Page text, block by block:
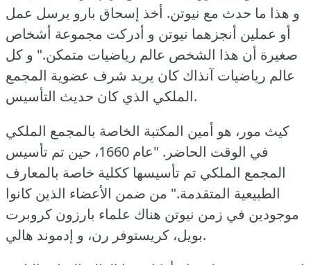
و هذا ما حدث مع نيوتن. أخذ إسحاق بارو يرسل عمل
أو عملين أنجزهما نيوتن و أدركت مجموعة أشخاص
صغيرة أن هذا الشخص عالم رياضيات متمكن." و كل
عالم رياضيات آنذاك كان يريد شرف عضوية المجمع
الملكي الذي كان حديث التأسيس.
كيث مور، هو أمين المكتبة الخاصة بالمجمع الملكي
في الوقت الحاضر.
"عام 1660، حين تم تأسيس
المجمع الملكي تم تأسيسها ككلية خاصة بالمعارف
الطبيعية المتقدمة." من ضمن الأعضاء الذين كانوا
موجودين في زمن نيوتن هناك علماء بارزون كروبرت
بويل، كريستوفر رن، و إدموند هالي.